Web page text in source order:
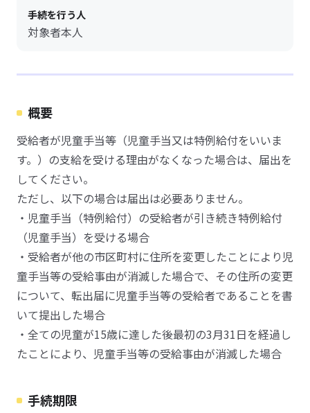
手続を行う人
対象者本人
概要
受給者が児童手当等（児童手当又は特例給付をいいま
す。）の支給を受ける理由がなくなった場合は、届出を
してください。
ただし、以下の場合は届出は必要ありません。
・児童手当（特例給付）の受給者が引き続き特例給付
（児童手当）を受ける場合
・受給者が他の市区町村に住所を変更したことにより児
童手当等の受給事由が消滅した場合で、その住所の変更
について、転出届に児童手当等の受給者であることを書
いて提出した場合
・全ての児童が15歳に達した後最初の3月31日を経過し
たことにより、児童手当等の受給事由が消滅した場合
手続期限